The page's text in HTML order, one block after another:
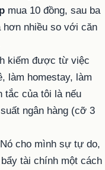
mua 10 đồng, sau ba
hơn nhiều so với căn
kiếm được từ việc
làm homestay, làm
tắc của tôi là nếu
ngân hàng (cỡ 3
cho mình sự tự do,
tài chính một cách